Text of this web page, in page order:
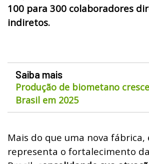
100 para 300 colaboradores
indiretos.
Saiba mais
Produção de biometano
Brasil em 2025
Mais do que uma nova fábrica,
representa o fortalecimento